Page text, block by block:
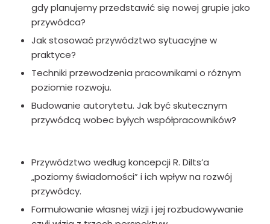
gdy planujemy przedstawić się nowej grupie jako
przywódca?
Jak stosować przywództwo sytuacyjne w
praktyce?
Techniki przewodzenia pracownikami o różnym
poziomie rozwoju.
Budowanie autorytetu. Jak być skutecznym
przywódcą wobec byłych współpracowników?
Przywództwo według koncepcji R. Dilts’a
„poziomy świadomości” i ich wpływ na rozwój
przywódcy.
Formułowanie własnej wizji i jej rozbudowywanie